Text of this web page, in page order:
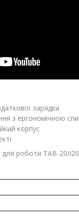
зарядки
з ергономічною
корпус
роботи TAB-20/